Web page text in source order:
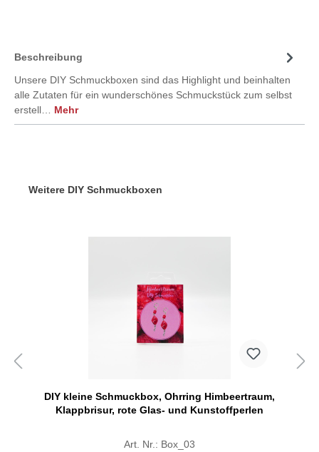
Beschreibung
Unsere DIY Schmuckboxen sind das Highlight und beinhalten
alle Zutaten für ein wunderschönes Schmuckstück zum selbst
erstell… Mehr
Weitere DIY Schmuckboxen
DIY kleine Schmuckbox, Ohrring Himbeertraum,
Klappbrisur, rote Glas- und Kunstoffperlen
Art. Nr.: Box_03